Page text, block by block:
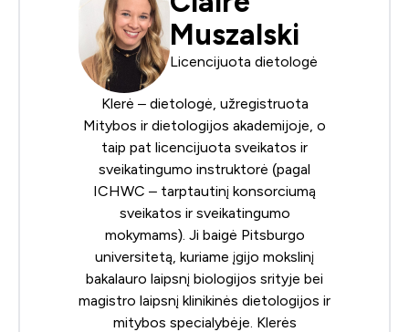
Muszalski
Licencijuota dietologė
Klerė – dietologė, užregistruota
Mitybos ir dietologijos akademijoje , o
taip pat licencijuota sveikatos ir
sveikatingumo instruktorė (pagal
ICHWC – tarptautinį konsorciumą
sveikatos ir sveikatingumo
mokymams). Ji baigė Pitsburgo
universitetą, kuriame įgijo mokslinį
bakalauro laipsnį biologijos srityje bei
magistro laipsnį klinikinės dietologijos ir
mitybos specialybėje. Klerės